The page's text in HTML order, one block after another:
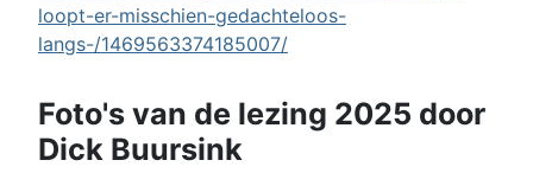
loopt-er-misschien-gedachteloos-
langs-/1469563374185007/
Foto's van de lezing 2025 door
Dick Buursink